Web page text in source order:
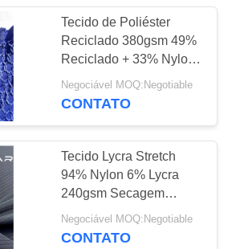
de
72
Tecido de Poliéster
Reciclado 380gsm 49%
Reciclado + 33% Nylon
+ 18% Spandex para
Malha Circular
Negociável MOQ:Negotiable
CONTATO
Tecido Lycra Stretch
94% Nylon 6% Lycra
240gsm Secagem
Rápida
Negociável MOQ:Negotiable
CONTATO